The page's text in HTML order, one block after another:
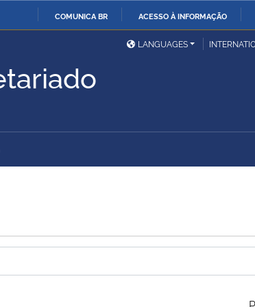
COMUNICA BR ACESSO À INFORMAÇÃO
da Defesa
Ministério das Relações
Exteriores
da Cidadania
do
LANGUAGES